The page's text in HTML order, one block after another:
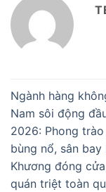
Ngành hàng
Nam sôi động
2026: Phong
bùng nổ, sân bay
Khương đóng
quán triệt toàn